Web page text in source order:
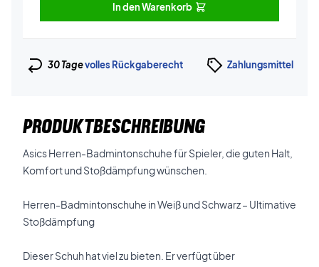
In den Warenkorb
30 Tagevolles Rückgaberecht Zahlungsmittel
PRODUKTBESCHREIBUNG
Asics Herren-Badmintonschuhe für Spieler, die guten Halt,
Komfort und Stoßdämpfung wünschen.
Herren-Badmintonschuhe in Weiß und Schwarz – Ultimative
Stoßdämpfung
Dieser Schuh hat viel zu bieten. Er verfügt über